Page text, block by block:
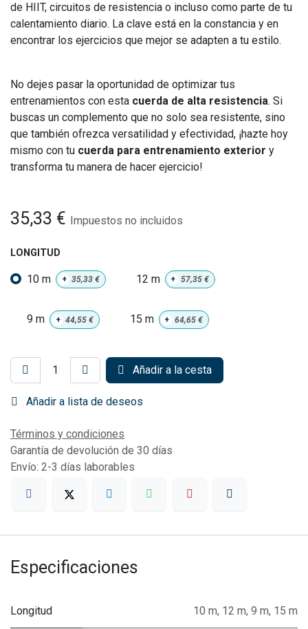
de HIIT, circuitos de resistencia o incluso como parte de tu
calentamiento diario. La clave está en la constancia y en
encontrar los ejercicios que mejor se adapten a tu estilo.
No dejes pasar la oportunidad de optimizar tus
entrenamientos con esta cuerda de alta resistencia. Si
buscas un complemento que no solo sea resistente, sino
que también ofrezca versatilidad y efectividad, ¡hazte hoy
mismo con tu cuerda para entrenamiento exterior y
transforma tu manera de hacer ejercicio!
35,33 € Impuestos no incluidos
LONGITUD
10 m + 35,33 € 12 m + 57,35€
9 m + 44,55 € 15 m + 64,65€
Añadir a la cesta
Añadir a lista de deseos
Términos y condiciones
Garantía de devolución de 30 días
Envío: 2-3 días laborables
Especificaciones
Longitud 10 m, 12 m, 9 m, 15 m